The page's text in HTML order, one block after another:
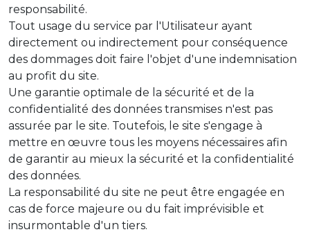
responsabilité.
Tout usage du service par l'Utilisateur ayant
directement ou indirectement pour conséquence
des dommages doit faire l'objet d'une indemnisation
au profit du site.
Une garantie optimale de la sécurité et de la
confidentialité des données transmises n'est pas
assurée par le site. Toutefois, le site s'engage à
mettre en œuvre tous les moyens nécessaires afin
de garantir au mieux la sécurité et la confidentialité
des données.
La responsabilité du site ne peut être engagée en
cas de force majeure ou du fait imprévisible et
insurmontable d'un tiers.